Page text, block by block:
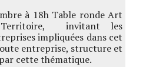
à 18h Table ronde Art
invitant les
impliquées dans cet
entreprise, structure et
cette thématique.